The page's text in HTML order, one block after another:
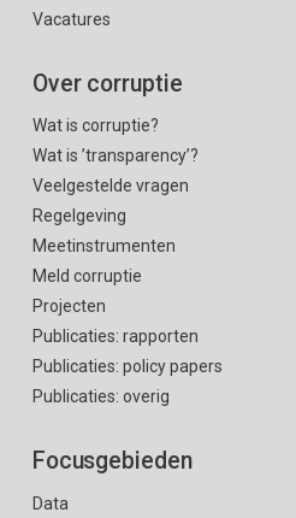
Vacatures
Over corruptie
Wat is corruptie?
Wat is ’transparency’?
Veelgestelde vragen
Regelgeving
Meetinstrumenten
Meld corruptie
Projecten
Publicaties: rapporten
Publicaties: policy papers
Publicaties: overig
Focusgebieden
Data